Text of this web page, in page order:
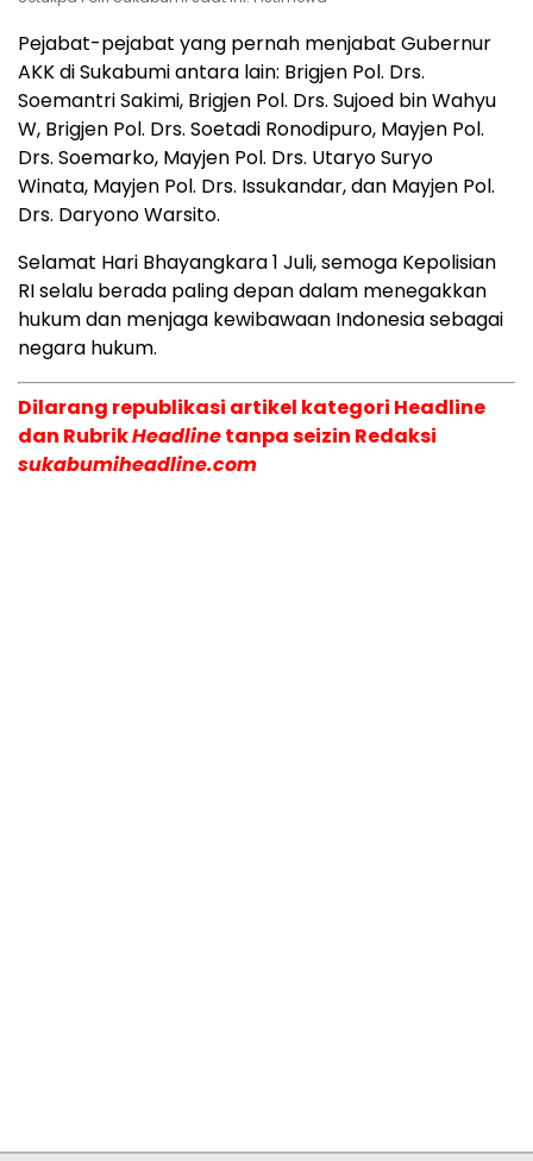
Pejabat-pejabat yang pernah menjabat Gubernur
AKK di Sukabumi antara lain: Brigjen Pol. Drs.
Soemantri Sakimi, Brigjen Pol. Drs. Sujoed bin Wahyu
W, Brigjen Pol. Drs. Soetadi Ronodipuro, Mayjen Pol.
Drs. Soemarko, Mayjen Pol. Drs. Utaryo Suryo
Winata, Mayjen Pol. Drs. Issukandar, dan Mayjen Pol.
Drs. Daryono Warsito.
Selamat Hari Bhayangkara 1 Juli, semoga Kepolisian
RI selalu berada paling depan dalam menegakkan
hukum dan menjaga kewibawaan Indonesia sebagai
negara hukum.
Dilarang republikasi artikel kategori Headline
dan RubrikHeadlinetanpa seizin Redaksi
sukabumiheadline.com